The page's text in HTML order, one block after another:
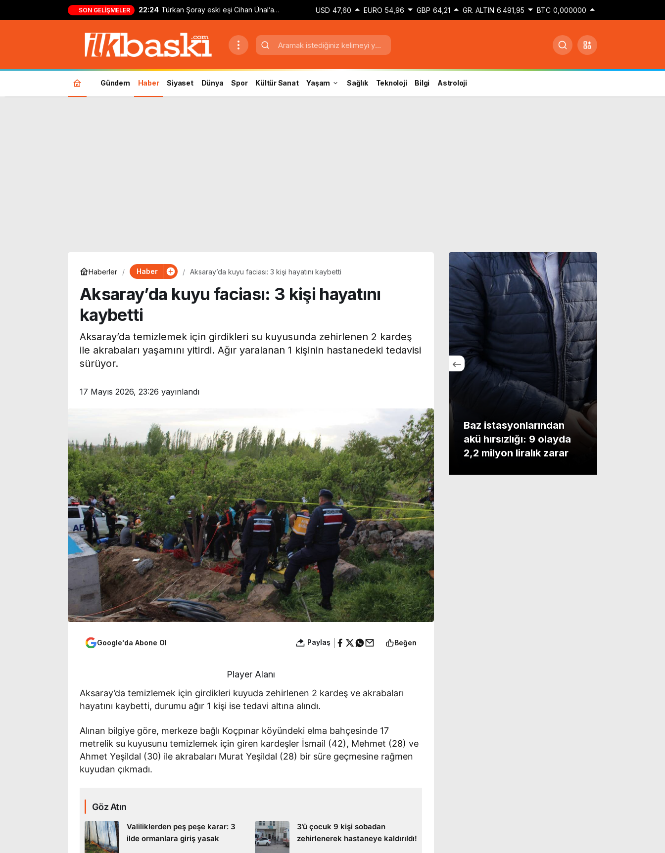
SON GELIŞMELER 22:24 Türkan Şoray eski eşi Cihan Ünal’a USD 47,60 EURO 54,96 GBP 64,21 GR. ALTIN 6.491,95 BTC 0,000000
Gündem Haber Siyaset Dünya Spor Kültür Sanat Yaşam Sağlık Teknoloji Bilgi Astroloji
Haberler Haber Aksaray’da kuyu faciası: 3 kişi hayatını kaybetti
Aksaray’da kuyu faciası: 3 kişi hayatını
kaybetti
Aksaray’da temizlemek için girdikleri su kuyusunda zehirlenen 2 kardeş
ile akrabaları yaşamını yitirdi. Ağır yaralanan 1 kişinin hastanedeki tedavisi
sürüyor.
17 Mayıs 2026, 23:26 yayınlandı
Google'da Abone Ol Paylaş Beğen
Player Alanı
Aksaray’da temizlemek için girdikleri kuyuda zehirlenen 2 kardeş ve akrabaları
hayatını kaybetti, durumu ağır 1 kişi ise tedavi altına alındı.
Alınan bilgiye göre, merkeze bağlı Koçpınar köyündeki elma bahçesinde 17
metrelik su kuyusunu temizlemek için giren kardeşler İsmail (42), Mehmet (28) ve
Ahmet Yeşildal (30) ile akrabaları Murat Yeşildal (28) bir süre geçmesine rağmen
kuyudan çıkmadı.
Göz Atın
Valiliklerden peş peşe karar: 3
ilde ormanlara giriş yasak
3’ü çocuk 9 kişi sobadan
zehirlenerek hastaneye kaldırıldı!
kurtarmaya
adam öldürüldü
ekipler harekete geçti:
13 yaşındaki çocuk ölü
bulundu
MGK’den dikkat çeken
‘Terörsüz Bölge’ mesajı:
8 maddelik bildiri
yayımlandı
Baz istasyonlarından
akü hırsızlığı: 9 olayda
2,2 milyon liralık zarar